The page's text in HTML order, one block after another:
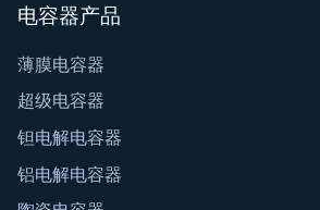
电容器产品
薄膜电容器
超级电容器
钽电解电容器
铝电解电容器